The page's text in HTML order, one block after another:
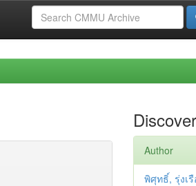
Discover
Author
พิศุทธิ์, รุ่งเรื